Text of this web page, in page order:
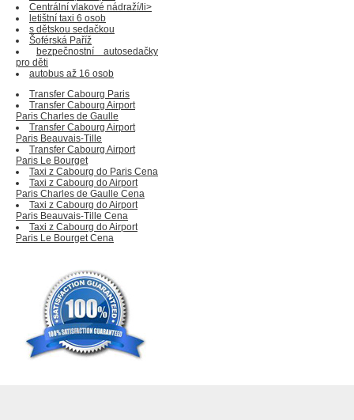
Centrální vlakové nádraží/li>
letištní taxi 6 osob
s dětskou sedačkou
Šoférská Paříž
bezpečnostní autosedačky
pro děti
autobus až 16 osob
Transfer Cabourg Paris
Transfer Cabourg Airport
Paris Charles de Gaulle
Transfer Cabourg Airport
Paris Beauvais-Tille
Transfer Cabourg Airport
Paris Le Bourget
Taxi z Cabourg do Paris Cena
Taxi z Cabourg do Airport
Paris Charles de Gaulle Cena
Taxi z Cabourg do Airport
Paris Beauvais-Tille Cena
Taxi z Cabourg do Airport
Paris Le Bourget Cena